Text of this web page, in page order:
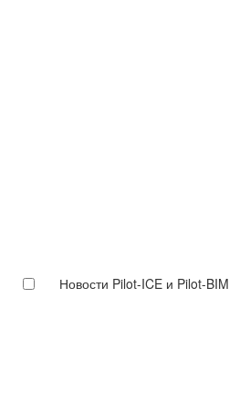
Новости Pilot-ICE и Pilot-BIM